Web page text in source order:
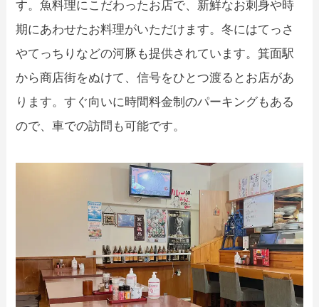
す。魚料理にこだわったお店で、新鮮なお刺身や時
期にあわせたお料理がいただけます。冬にはてっさ
やてっちりなどの河豚も提供されています。箕面駅
から商店街をぬけて、信号をひとつ渡るとお店があ
ります。すぐ向いに時間料金制のパーキングもある
ので、車での訪問も可能です。